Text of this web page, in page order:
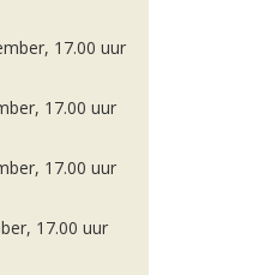
17.00 uur
17.00 uur
17.00 uur
17.00 uur